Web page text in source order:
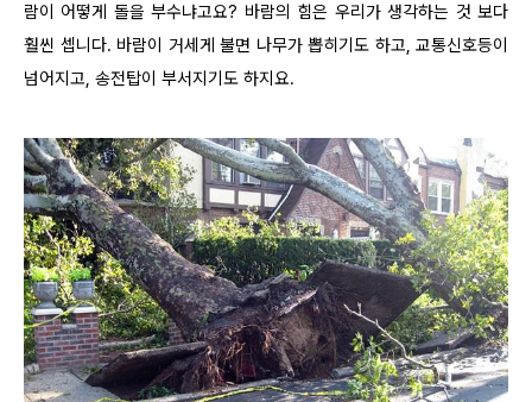
람이 어떻게 돌을 부수냐고요? 바람의 힘은 우리가 생각하는 것 보다
훨씬 셉니다. 바람이 거세게 불면 나무가 뽑히기도 하고, 교통신호등이
넘어지고, 송전탑이 부서지기도 하지요.